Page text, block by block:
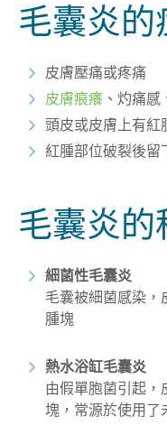
毛囊炎的
皮膚壓痛或疼痛
皮膚痕癢 、灼痛感
頭皮或皮膚上有紅
紅腫部位破裂後留
毛囊炎的
細菌性毛囊炎
毛囊被細菌感染，
腫塊
熱水浴缸毛囊炎
由假單胞菌引起，
塊，常源於使用了